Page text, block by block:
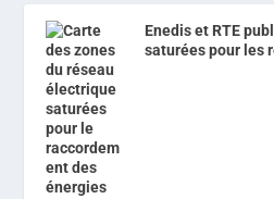
Enedis et RTE
saturées pour les